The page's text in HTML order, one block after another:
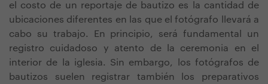
el costo de un reportaje de bautizo es la cantidad de
ubicaciones diferentes en las que el fotógrafo llevará a
cabo su trabajo. En principio, será fundamental un
registro cuidadoso y atento de la ceremonia en el
interior de la iglesia. Sin embargo, los fotógrafos de
bautizos suelen registrar también los preparativos